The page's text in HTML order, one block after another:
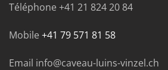
Téléphone +41 21 824 20 84
Mobile +41 79 571 81 58
Email info@caveau-luins-vinzel.ch